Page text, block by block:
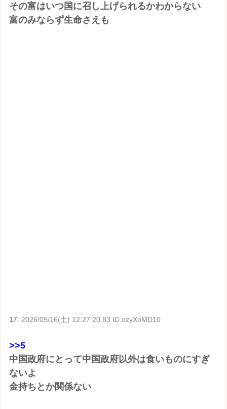
その富はいつ国に召し上げられるかわからない
富のみならず生命さえも
17: 2026/05/16(土) 12:27:20.83 ID:ozyXoMD10
>>5
中国政府にとって中国政府以外は食いものにすぎ
ないよ
金持ちとか関係ない